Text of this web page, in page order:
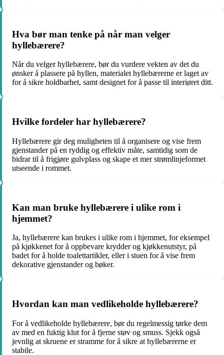
Hva bør man tenke på når man velger
hyllebærere?
Når du velger hyllebærere, bør du vurdere vekten av det du
ønsker å plassere på hyllen, materialet hyllebærerne er laget av
for å sikre holdbarhet, samt designet for å passe til interiøret ditt.
Hvilke fordeler har hyllebærere?
Hyllebærere gir deg muligheten til å organisere og vise frem
gjenstander på en ryddig og effektiv måte, samtidig som de
bidrar til å frigjøre gulvplass og skape et mer strømlinjeformet
utseende i rommet.
Kan man bruke hyllebærere i ulike rom i
hjemmet?
Ja, hyllebærere kan brukes i ulike rom i hjemmet, for eksempel
på kjøkkenet for å oppbevare krydder og kjøkkenutstyr, på
badet for å holde toalettartikler, eller i stuen for å vise frem
dekorative gjenstander og bøker.
Hvordan kan man vedlikeholde hyllebærere?
For å vedlikeholde hyllebærere, bør du regelmessig tørke dem
av med en fuktig klut for å fjerne støv og smuss. Sjekk også
jevnlig at skruene er stramme for å sikre at hyllebærerne er
stabile.